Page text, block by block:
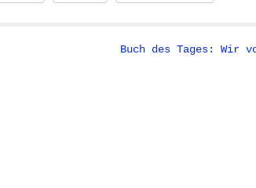
Buch des Tages: Wir